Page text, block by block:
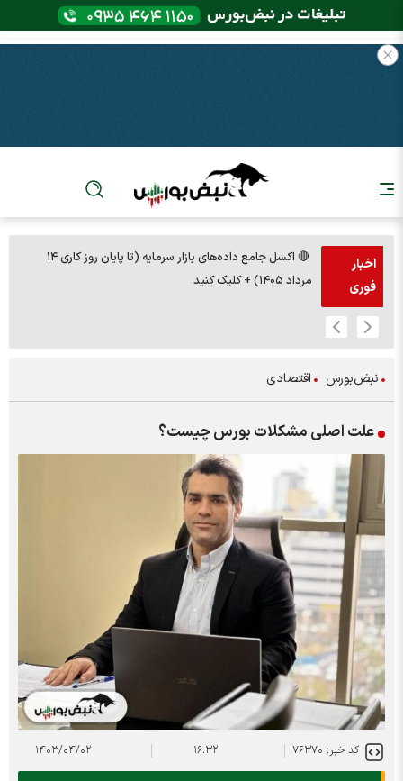
اخبار
فوری
🔴 اکسل جامع داده‌های بازار سرمایه (تا پایان روز کاری ۱۴
مرداد ۱۴۰۵) + کلیک کنید
نبض‌بورس اقتصادی
علت اصلی مشکلات بورس چیست؟
کد خبر: ۷۶۳۷۰ ۱۶:۳۲ ۱۴۰۳/۰۴/۰۲